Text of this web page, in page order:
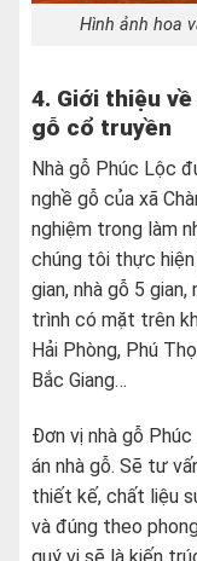
Hình ảnh hoa
4. Giới thiệu
gỗ cổ truyền
Nhà gỗ Phúc Lộc
nghề gỗ của xã
nghiệm trong làm
chúng tôi thực hiện
gian, nhà gỗ 5
trình có mặt trên
Hải Phòng, Phú
Bắc Giang…
Đơn vị nhà gỗ
án nhà gỗ. Sẽ tư
thiết kế, chất liệu
và đúng theo